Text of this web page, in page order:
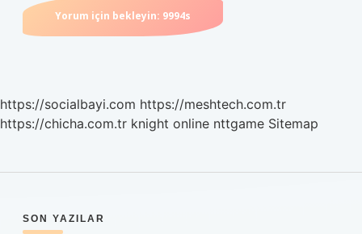
https://socialbayi.com https://meshtech.com.tr
https://chicha.com.tr knight online nttgame Sitemap
SON YAZILAR